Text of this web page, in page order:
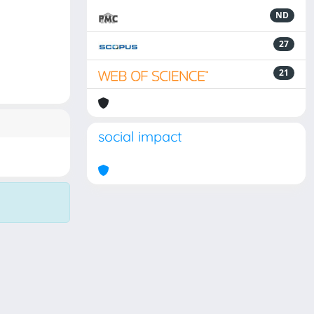
ND
27
21
social impact